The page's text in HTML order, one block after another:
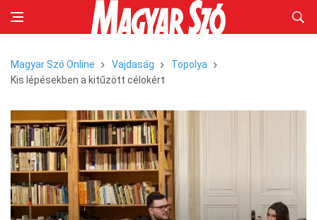
Magyar Szó Online Vajdaság
Topolya
Kis lépésekben a kitűzött célokért